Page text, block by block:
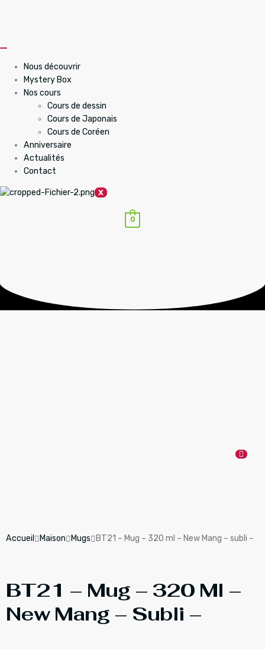
Nous découvrir
Mystery Box
Nos cours
Cours de dessin
Cours de Japonais
Cours de Coréen
Anniversaire
Actualités
Contact
X
0
Accueil Maison Mugs BT21 – Mug – 320 ml – New Mang – subli –
BT21 – Mug – 320 Ml –
New Mang – Subli –